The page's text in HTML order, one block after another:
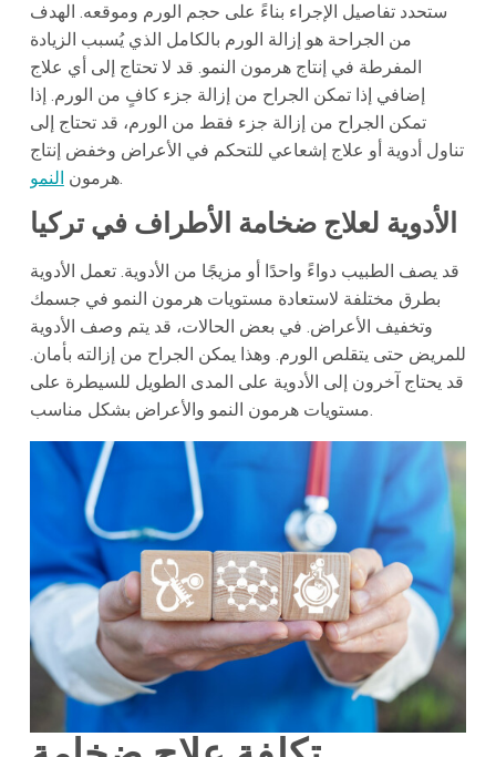
ستحدد تفاصيل الإجراء بناءً على حجم الورم وموقعه. الهدف
من الجراحة هو إزالة الورم بالكامل الذي يُسبب الزيادة
المفرطة في إنتاج هرمون النمو. قد لا تحتاج إلى أي علاج
إضافي إذا تمكن الجراح من إزالة جزء كافٍ من الورم. إذا
تمكن الجراح من إزالة جزء فقط من الورم، قد تحتاج إلى
تناول أدوية أو علاج إشعاعي للتحكم في الأعراض وخفض إنتاج
هرمون النمو .
الأدوية لعلاج ضخامة الأطراف في تركيا
قد يصف الطبيب دواءً واحدًا أو مزيجًا من الأدوية. تعمل الأدوية
بطرق مختلفة لاستعادة مستويات هرمون النمو في جسمك
وتخفيف الأعراض. في بعض الحالات، قد يتم وصف الأدوية
للمريض حتى يتقلص الورم. وهذا يمكن الجراح من إزالته بأمان.
قد يحتاج آخرون إلى الأدوية على المدى الطويل للسيطرة على
مستويات هرمون النمو والأعراض بشكل مناسب.